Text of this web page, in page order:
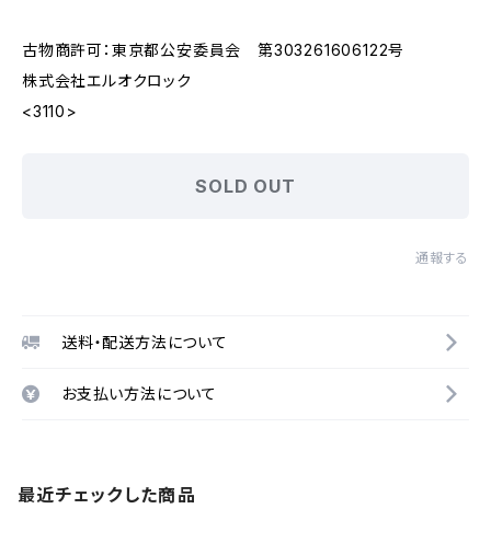
古物商許可：東京都公安委員会 第303261606122号
株式会社エルオクロック
<3110>
SOLD OUT
通報する
送料・配送方法について
お支払い方法について
最近チェックした商品